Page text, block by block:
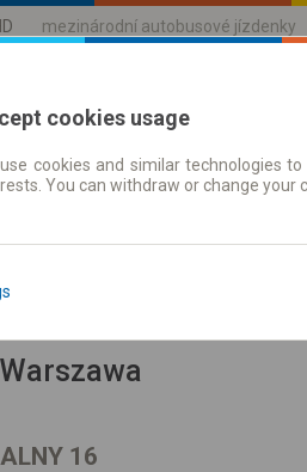
mezinárodní autobusové jízdenky
Jízdni řády a jízdenky
16
cookies usage
cookies and similar technologies
You can withdraw or change